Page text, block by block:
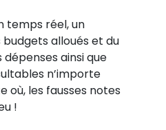
temps réel, un
alloués et du
ainsi que
n’importe
où, les fausses notes
!